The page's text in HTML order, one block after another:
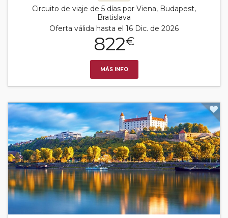
Circuito de viaje de 5 días por Viena, Budapest,
Bratislava
Oferta válida hasta el 16 Dic. de 2026
822€
MÁS INFO